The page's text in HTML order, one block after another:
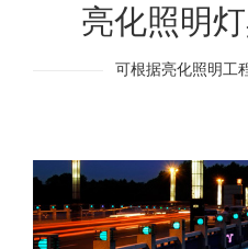
亮化照明
可根据亮化照明工